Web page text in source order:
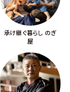
承け継ぐ暮らし のぎ
屋